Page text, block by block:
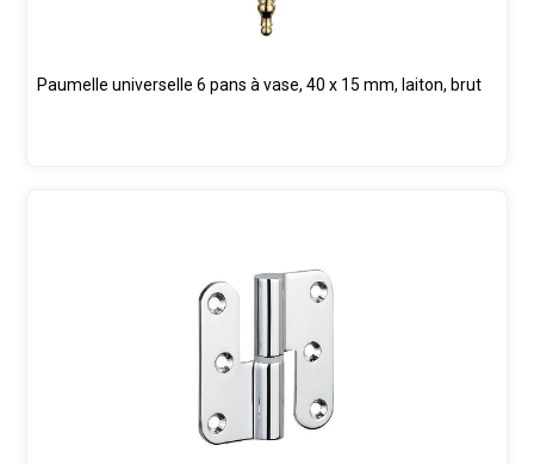
Paumelle universelle 6 pans à vase, 40 x 15 mm, laiton, brut